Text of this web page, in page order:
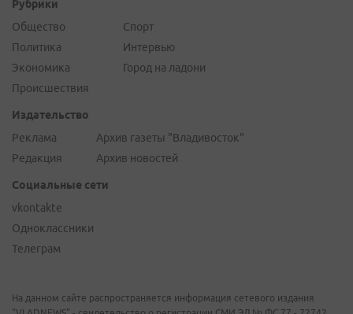
Рубрики
Общество
Политика
Экономика
Происшествия
Спорт
Интервью
Город на ладони
Издательство
Реклама
Редакция
Архив газеты "Владивосток"
Архив новостей
Социальные сети
vkontakte
Одноклассники
Телеграм
На данном сайте распространяется информация сетевого издания